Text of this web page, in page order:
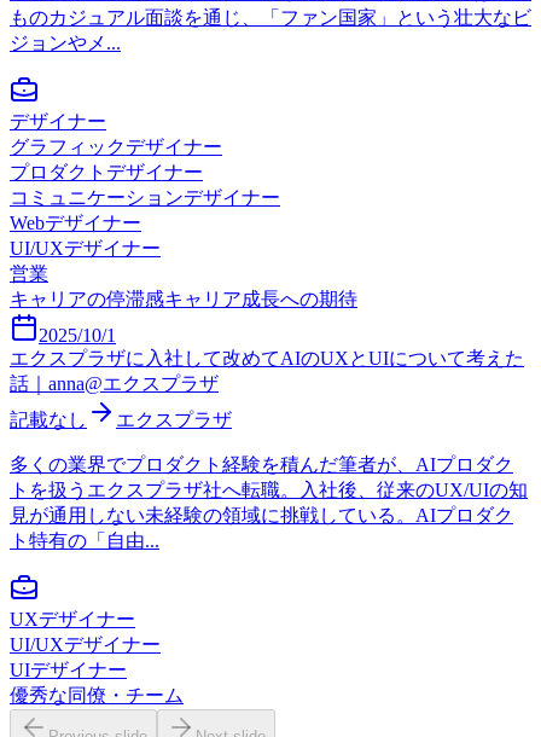
ものカジュアル面談を通じ、「ファン国家」という壮大なビ
ジョンやメ...
デザイナー
グラフィックデザイナー
プロダクトデザイナー
コミュニケーションデザイナー
Webデザイナー
UI/UXデザイナー
営業
キャリアの停滞感キャリア成長への期待
2025/10/1
エクスプラザに入社して改めてAIのUXとUIについて考えた
話｜anna@エクスプラザ
記載なし
エクスプラザ
多くの業界でプロダクト経験を積んだ筆者が、AIプロダク
トを扱うエクスプラザ社へ転職。入社後、従来のUX/UIの知
見が通用しない未経験の領域に挑戦している。AIプロダク
ト特有の「自由...
UXデザイナー
UI/UXデザイナー
UIデザイナー
優秀な同僚・チーム